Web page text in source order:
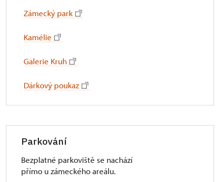
Zámecký park
Kamélie
Galerie Kruh
Dárkový poukaz
Parkování
Bezplatné parkoviště se nachází
přímo u zámeckého areálu.